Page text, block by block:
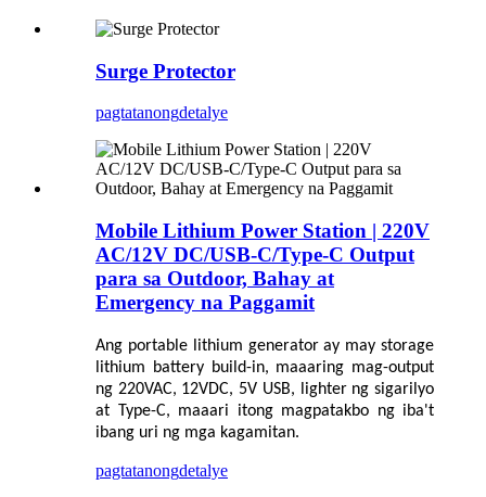
Surge Protector
pagtatanongdetalye
Mobile Lithium Power Station | 220V
AC/12V DC/USB-C/Type-C Output
para sa Outdoor, Bahay at
Emergency na Paggamit
Ang portable lithium generator ay may storage
lithium battery build-in, maaaring mag-output
ng 220VAC, 12VDC, 5V USB, lighter ng sigarilyo
at Type-C, maaari itong magpatakbo ng iba't
ibang uri ng mga kagamitan.
pagtatanongdetalye